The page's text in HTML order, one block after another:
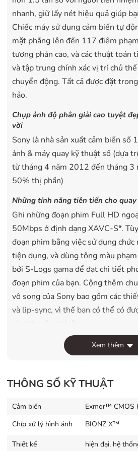
nhanh, giữ lấy nét hiệu quả giúp
Chiếc máy sử dụng cảm biến tự
mặt phẳng lên đến 117 điểm
tương phản cao, và các thuật toán
và tập trung chính xác vị trí chủ
chuyển động. Tất cả được đặt
hảo.
Chụp ảnh độ phân giải cao tuyệt
vời
Sony là nhà sản xuất cảm biến số
ảnh & máy quay kỹ thuật số (dựa
từ tháng 4 năm 2012 đến tháng 3
50% thị phần)
Những tính năng tiên tiến cho
Ghi những đoạn phim Full HD
50Mbps ở định dạng XAVC-S*.
đoạn phim bằng việc sử dụng
tiện dụng, và dùng tông màu
bởi S-Logs gama để đạt chi tiết
đoạn phim của bạn. Cộng thêm
vô song của Sony bao gồm các
và lip-sync, vì thế bạn có thể có
như chuyên nghiệp.
* Việc ghi định dạng XAVC-S yêu
Kết nối tiện lợi khi di chuyển
Kết nối điện thoại di động của bạn
thông qua Wi-Fi hoặc NFC để mở
chụp ảnh của bạn. Cài ứng dụng
giá trị hiệu chỉnh cho ống kính,
Xem thêm
THÔNG SỐ KỸ THUẬT
Cảm biến
Exmor™ CMOS
Chíp xử lý hình ảnh
BIONZ X™
Thiết kế hiện đại, hệ